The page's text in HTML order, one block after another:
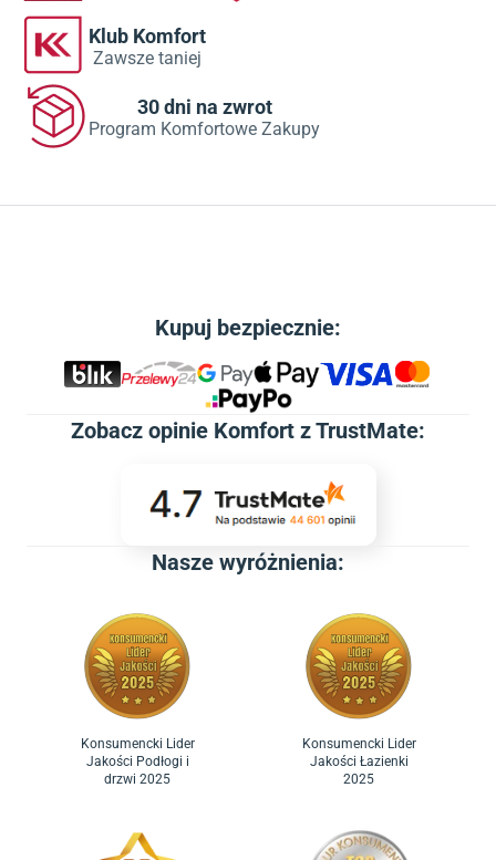
Klub Komfort
Zawsze taniej
30 dni na zwrot
Program Komfortowe Zakupy
Kupuj bezpiecznie:
Zobacz opinie Komfort z TrustMate:
Nasze wyróżnienia:
Konsumencki Lider
Jakości Podłogi i
drzwi 2025
Konsumencki Lider
Jakości Łazienki
2025